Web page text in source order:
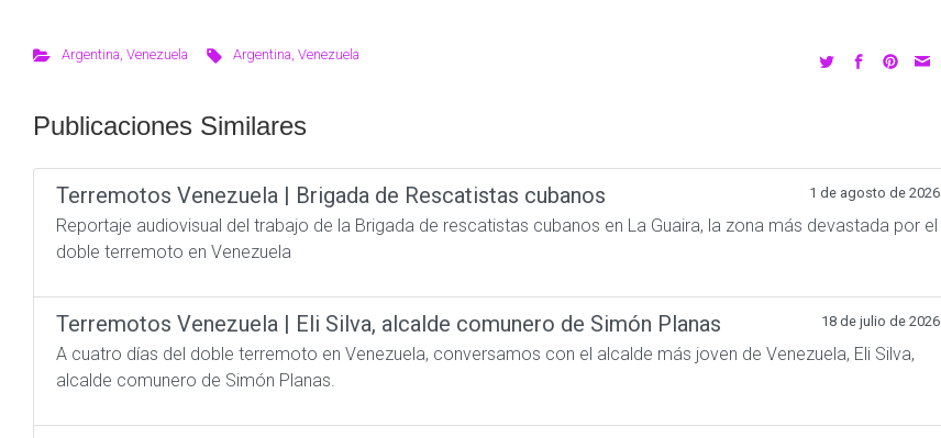
Argentina, Venezuela Argentina,Venezuela
Publicaciones Similares
Terremotos Venezuela | Brigada de Rescatistas cubanos 1 de agosto de 2026
Reportaje audiovisual del trabajo de la Brigada de rescatistas cubanos en La Guaira, la zona más devastada por el
doble terremoto en Venezuela
Terremotos Venezuela | Eli Silva, alcalde comunero de Simón Planas 18 de julio de 2026
A cuatro días del doble terremoto en Venezuela, conversamos con el alcalde más joven de Venezuela, Eli Silva,
alcalde comunero de Simón Planas.